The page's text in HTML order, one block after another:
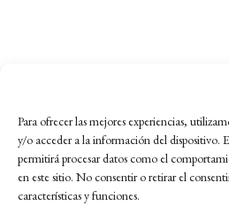
Para ofrecer las mejores experiencias,
y/o acceder a la información del dispositivo.
permitirá procesar datos como el
en este sitio. No consentir o retirar el
características y funciones.